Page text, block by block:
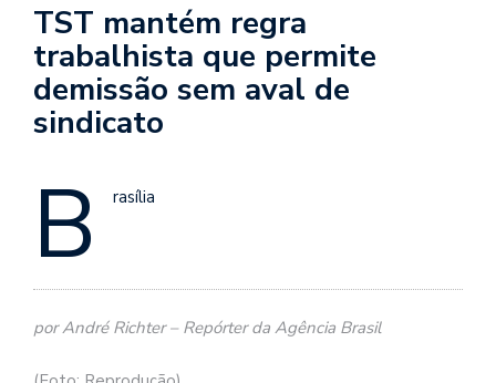
TST mantém regra
trabalhista que permite
demissão sem aval de
sindicato
B rasília
por André Richter – Repórter da Agência Brasil